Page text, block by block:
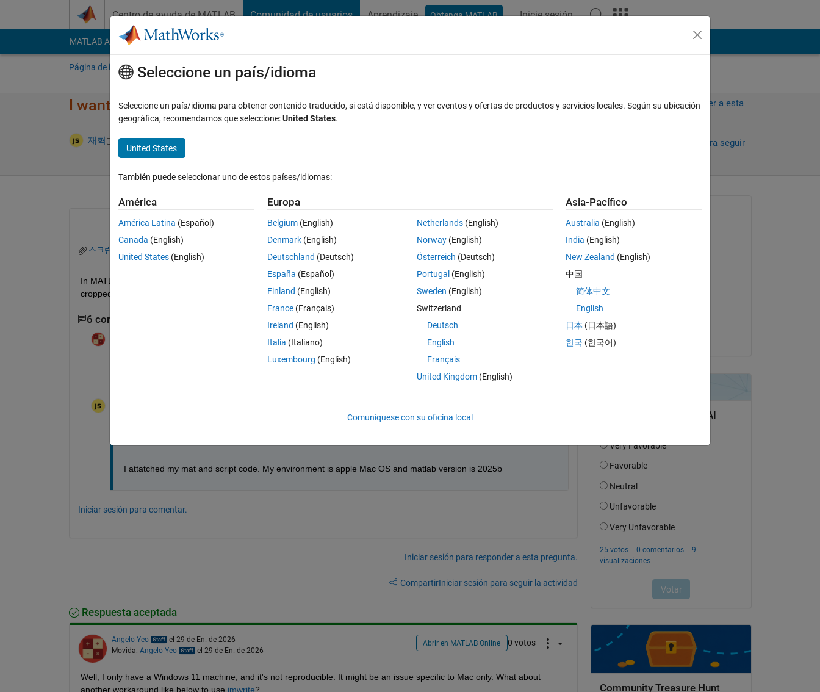
Centro de ayuda de MATLAB Comunidad de usuarios Aprendizaje Obtenga MATLAB Inicie sesión
MATLAB Answers File Exchange Cody
Página de inicio Preguntar Examinar
I want to save all periods of time series as a png
재혁 29 En. 2026 1 Respuesta
Iniciar sesión para responder a esta
Iniciar sesión para seguir
Mostrar comentarios más antiguos
스크린샷 2026-01-29 오전 11.39.41.png
In MATLAB, figures are displayed correctly on the screen, but when they are saved as PNG files, the right part of the figure is
cropped. Why does this happen, and how can it be resolved?
6 comentarios Mostrar 4 comentarios más antiguos
, thanks for trying out. Would you please give us a snippet of code and some toy dataset so that people can
reproduce your issue? Also, giving out your environment (OS, MATLAB version...) can be helpful.
I attatched my mat and script code. My environment is apple Mac OS and matlab version is 2025b
Iniciar sesión para comentar.
Iniciar sesión para responder a esta pregunta.
CompartirIniciar sesión para seguir la actividad
Respuesta aceptada
Angelo Yeo
el 29 de En. de 2026
Movida: Angelo Yeo el 29 de En. de 2026
Abrir en MATLAB Online 0 votos
Well, I only have a Windows 11 machine, and it's not reproducible. It might be an issue specific to Mac only. What about
another workaround like below to use imwrite?
재혁
el 29 de En. de 2026
el 29 de En. de 2026
Aceptada:
Community Treasure Hunt
Seleccione un país/idioma
Seleccione un país/idioma para obtener contenido traducido, si está disponible, y ver eventos y ofertas de productos y servicios locales. Según su ubicación
geográfica, recomendamos que seleccione:United States.
United States
También puede seleccionar uno de estos países/idiomas:
América
América Latina (Español)
Canada (English)
United States (English)
Europa
Belgium (English)
Denmark (English)
Deutschland (Deutsch)
España (Español)
Finland (English)
France (Français)
Ireland (English)
Italia (Italiano)
Luxembourg (English)
Netherlands(English)
Norway(English)
Österreich (Deutsch)
Portugal (English)
Sweden (English)
Switzerland
Deutsch
English
Français
United Kingdom(English)
Asia-Pacífico
Australia (English)
India (English)
New Zealand (English)
中国
简体中文
English
日本 (日本語)
한국 (한국어)
Comuníquese con su oficina local